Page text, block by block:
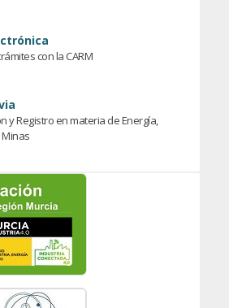
con la CARM
y Registro en materia de Energía,